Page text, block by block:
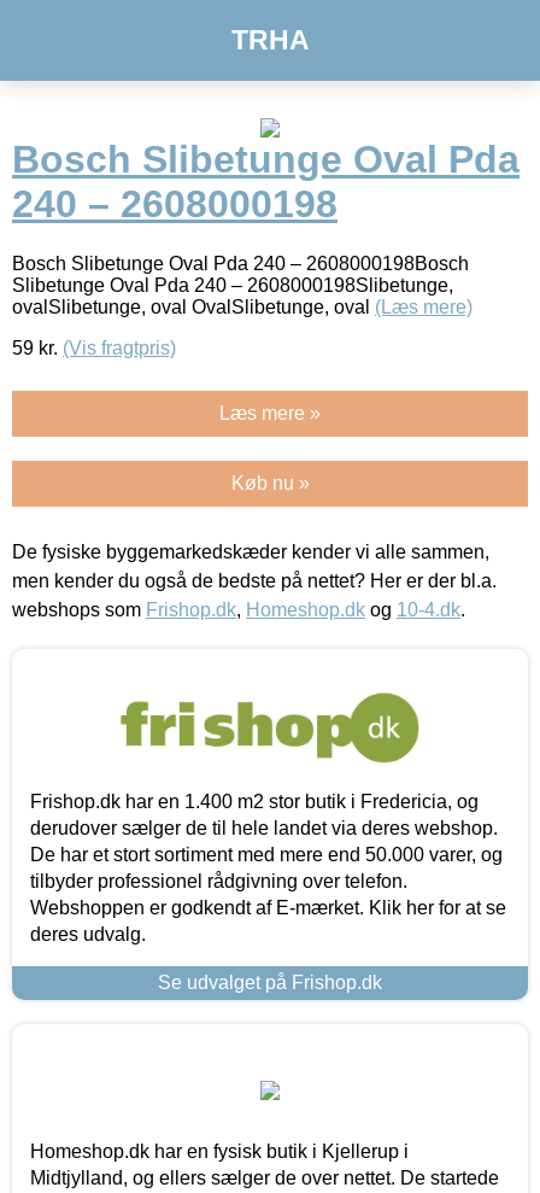
TRHA
Bosch Slibetunge Oval Pda
240 – 2608000198
Bosch Slibetunge Oval Pda 240 – 2608000198Bosch
Slibetunge Oval Pda 240 – 2608000198Slibetunge,
ovalSlibetunge, oval OvalSlibetunge, oval (Læs mere)
59 kr. (Vis fragtpris)
Læs mere »
Køb nu »
De fysiske byggemarkedskæder kender vi alle sammen,
men kender du også de bedste på nettet? Her er der bl.a.
webshops som Frishop.dk, Homeshop.dk og 10-4.dk.
Frishop.dk har en 1.400 m2 stor butik i Fredericia, og
derudover sælger de til hele landet via deres webshop.
De har et stort sortiment med mere end 50.000 varer, og
tilbyder professionel rådgivning over telefon.
Webshoppen er godkendt af E-mærket. Klik her for at se
deres udvalg.
Se udvalget på Frishop.dk
Homeshop.dk har en fysisk butik i Kjellerup i
Midtjylland, og ellers sælger de over nettet. De startede